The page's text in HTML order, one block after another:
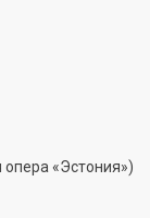
«Эстония»)